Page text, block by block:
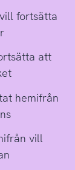
fortsätta
att
hemifrån
vill